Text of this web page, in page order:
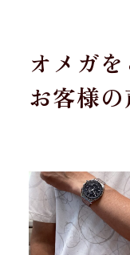
オメガ
お客様の